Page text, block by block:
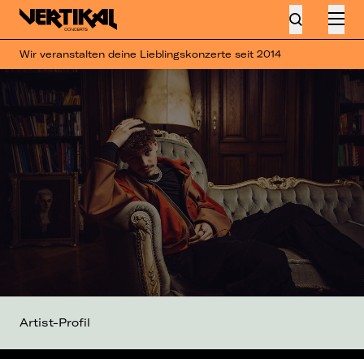
Wir veranstalten deine Lieblingskonzerte seit 2014
Artist-Profil